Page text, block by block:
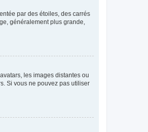
par des étoiles, des carrés
généralement plus grande,
les images distantes ou
Si vous ne pouvez pas utiliser